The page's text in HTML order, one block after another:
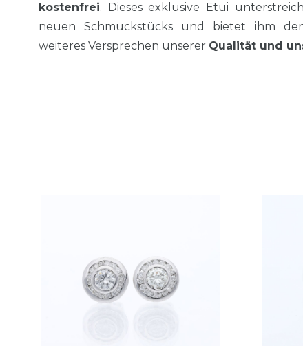
kostenfrei. Dieses exklusive Etui
neuen Schmuckstücks und bietet ihm
weiteres Versprechen unserer Qualität und